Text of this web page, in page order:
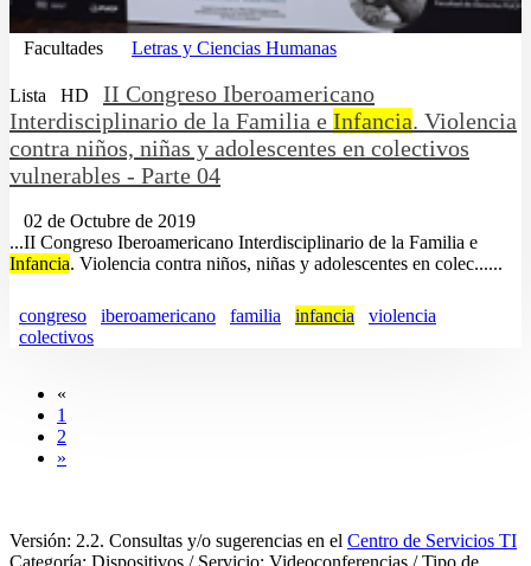
Facultades Letras y Ciencias Humanas
Lista HD
II Congreso Iberoamericano
Interdisciplinario de la Familia e Infancia. Violencia
contra niños, niñas y adolescentes en colectivos
vulnerables - Parte 04
02 de Octubre de 2019
...II Congreso Iberoamericano Interdisciplinario de la Familia e
Infancia. Violencia contra niños, niñas y adolescentes en colec......
congreso iberoamericano familia infancia
violencia
colectivos
«
1
2
»
Versión: 2.2. Consultas y/o sugerencias en el Centro de Servicios TI